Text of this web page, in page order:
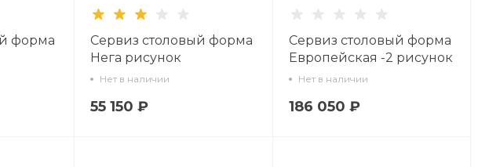
форма
Сервиз столовый форма
Нега рисунок
Платиновая лента, 6
81.30716.00.1
Нет в наличии
55 150 ₽
Сервиз столовый форма
Европейская -2 рисунок
Крысята-воришки, 2
арт. 81.28018.00.1
Нет в наличии
186 050 ₽